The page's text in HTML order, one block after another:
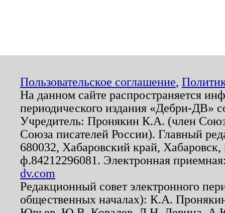
Пользовательское соглашение,
На данном сайте распространяется
периодического издания «Дебри-ДВ»
Учредитель: Пронякин К.А. (член
Союза писателей России). Главный
680032, Хабаровский край,
ф.84212296081. Электронная
dv.com
Редакционный совет электронного
общественных началах): К.А.